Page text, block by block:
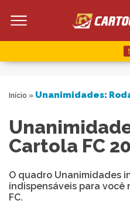
Início » Unanimidades:
Cartola FC
O quadro Unanimidades
indispensáveis para
FC.